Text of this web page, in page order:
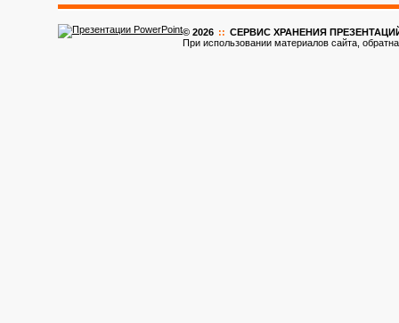
© 2026 :: CЕРВИС ХРАНЕНИЯ ПРЕЗЕНТАЦИЙ
При использовании материалов сайта,